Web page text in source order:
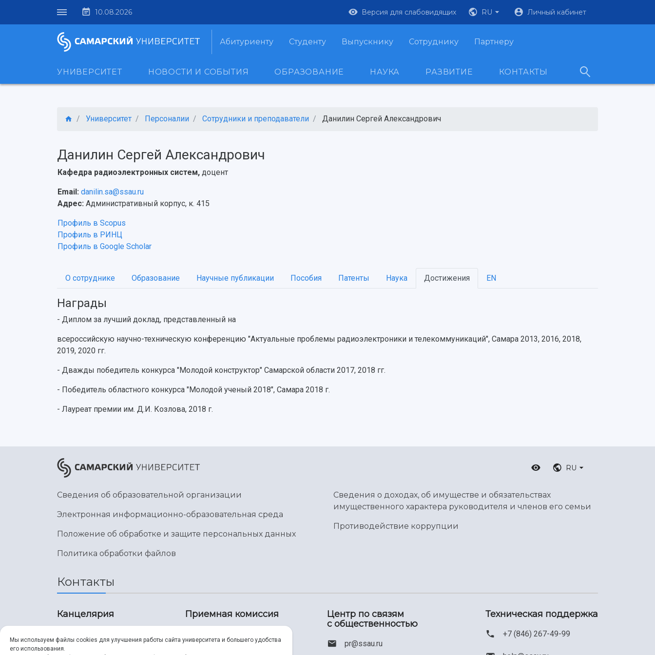
10.08.2026 Версия для слабовидящих RU Личный кабинет
Абитуриенту Студенту Выпускнику Сотруднику Партнеру
УНИВЕРСИТЕТ НОВОСТИ И СОБЫТИЯ ОБРАЗОВАНИЕ НАУКА РАЗВИТИЕ КОНТАКТЫ
Университет Персоналии Сотрудники и преподаватели Данилин Сергей Александрович
Данилин Сергей Александрович
Кафедра радиоэлектронных систем, доцент
Email: danilin.sa@ssau.ru
Адрес: Административный корпус, к. 415
Профиль в Scopus
Профиль в РИНЦ
Профиль в Google Scholar
О сотруднике Образование Научные публикации Пособия Патенты Наука Достижения EN
Награды
- Диплом за лучший доклад, представленный на
всероссийскую научно-техническую конференцию "Актуальные проблемы радиоэлектроники и телекоммуникаций", Самара 2013, 2016, 2018,
2019, 2020 гг.
- Дважды победитель конкурса "Молодой конструктор" Самарской области 2017, 2018 гг.
- Победитель областного конкурса "Молодой ученый 2018", Самара 2018 г.
- Лауреат премии им. Д.И. Козлова, 2018 г.
RU
Сведения об образовательной организации
Электронная информационно-образовательная среда
Положение об обработке и защите персональных данных
Политика обработки файлов
Сведения о доходах, об имуществе и обязательствах
имущественного характера руководителя и членов его семьи
Противодействие коррупции
Контакты
Канцелярия Приемная комиссия
Центр по связям
с общественностью
pr@ssau.ru
Техническая поддержка
+7 (846) 267-49-99
Мы используем файлы cookies для улучшения работы сайта университета и большего удобства
его использования.